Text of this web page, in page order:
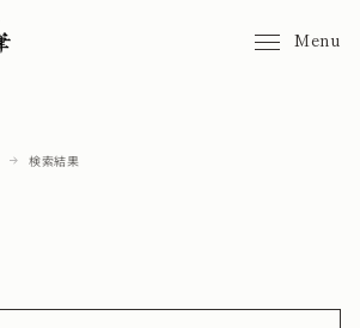
Menu
検索結果